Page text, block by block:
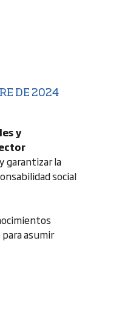
DE 2024
y
garantizar la
social
asumir